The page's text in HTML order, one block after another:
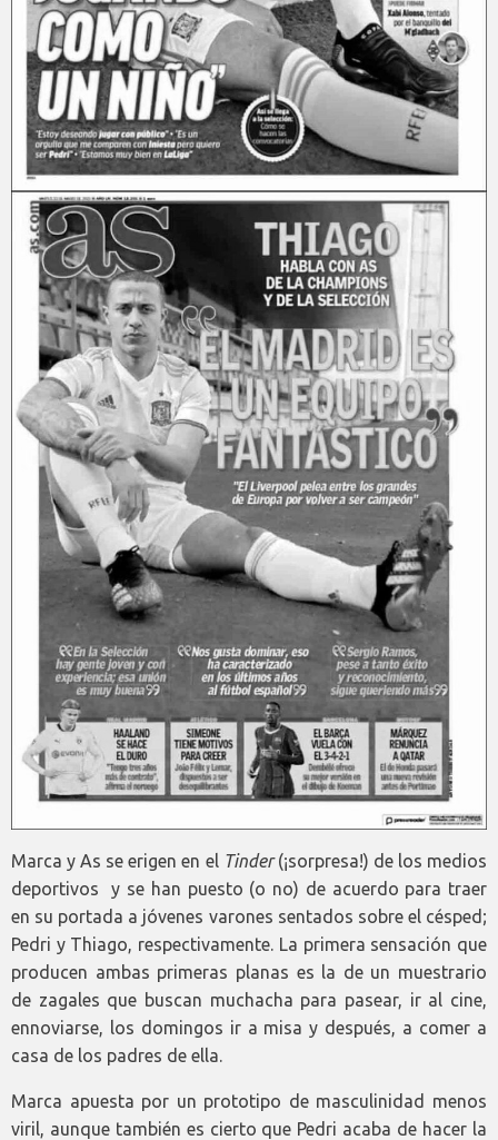
Marca y As se erigen en el Tinder(¡sorpresa!) de los medios
deportivos y se han puesto (o no) de acuerdo para traer
en su portada a jóvenes varones sentados sobre el césped;
Pedri y Thiago, respectivamente. La primera sensación que
producen ambas primeras planas es la de un muestrario
de zagales que buscan muchacha para pasear, ir al cine,
ennoviarse, los domingos ir a misa y después, a comer a
casa de los padres de ella.
Marca apuesta por un prototipo de masculinidad menos
viril, aunque también es cierto que Pedri acaba de hacer la